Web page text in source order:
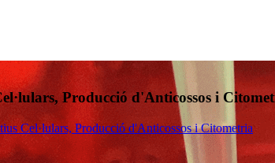
Producció d'Anticossos i
Cel·lulars, Producció d'Anticossos i Citometria